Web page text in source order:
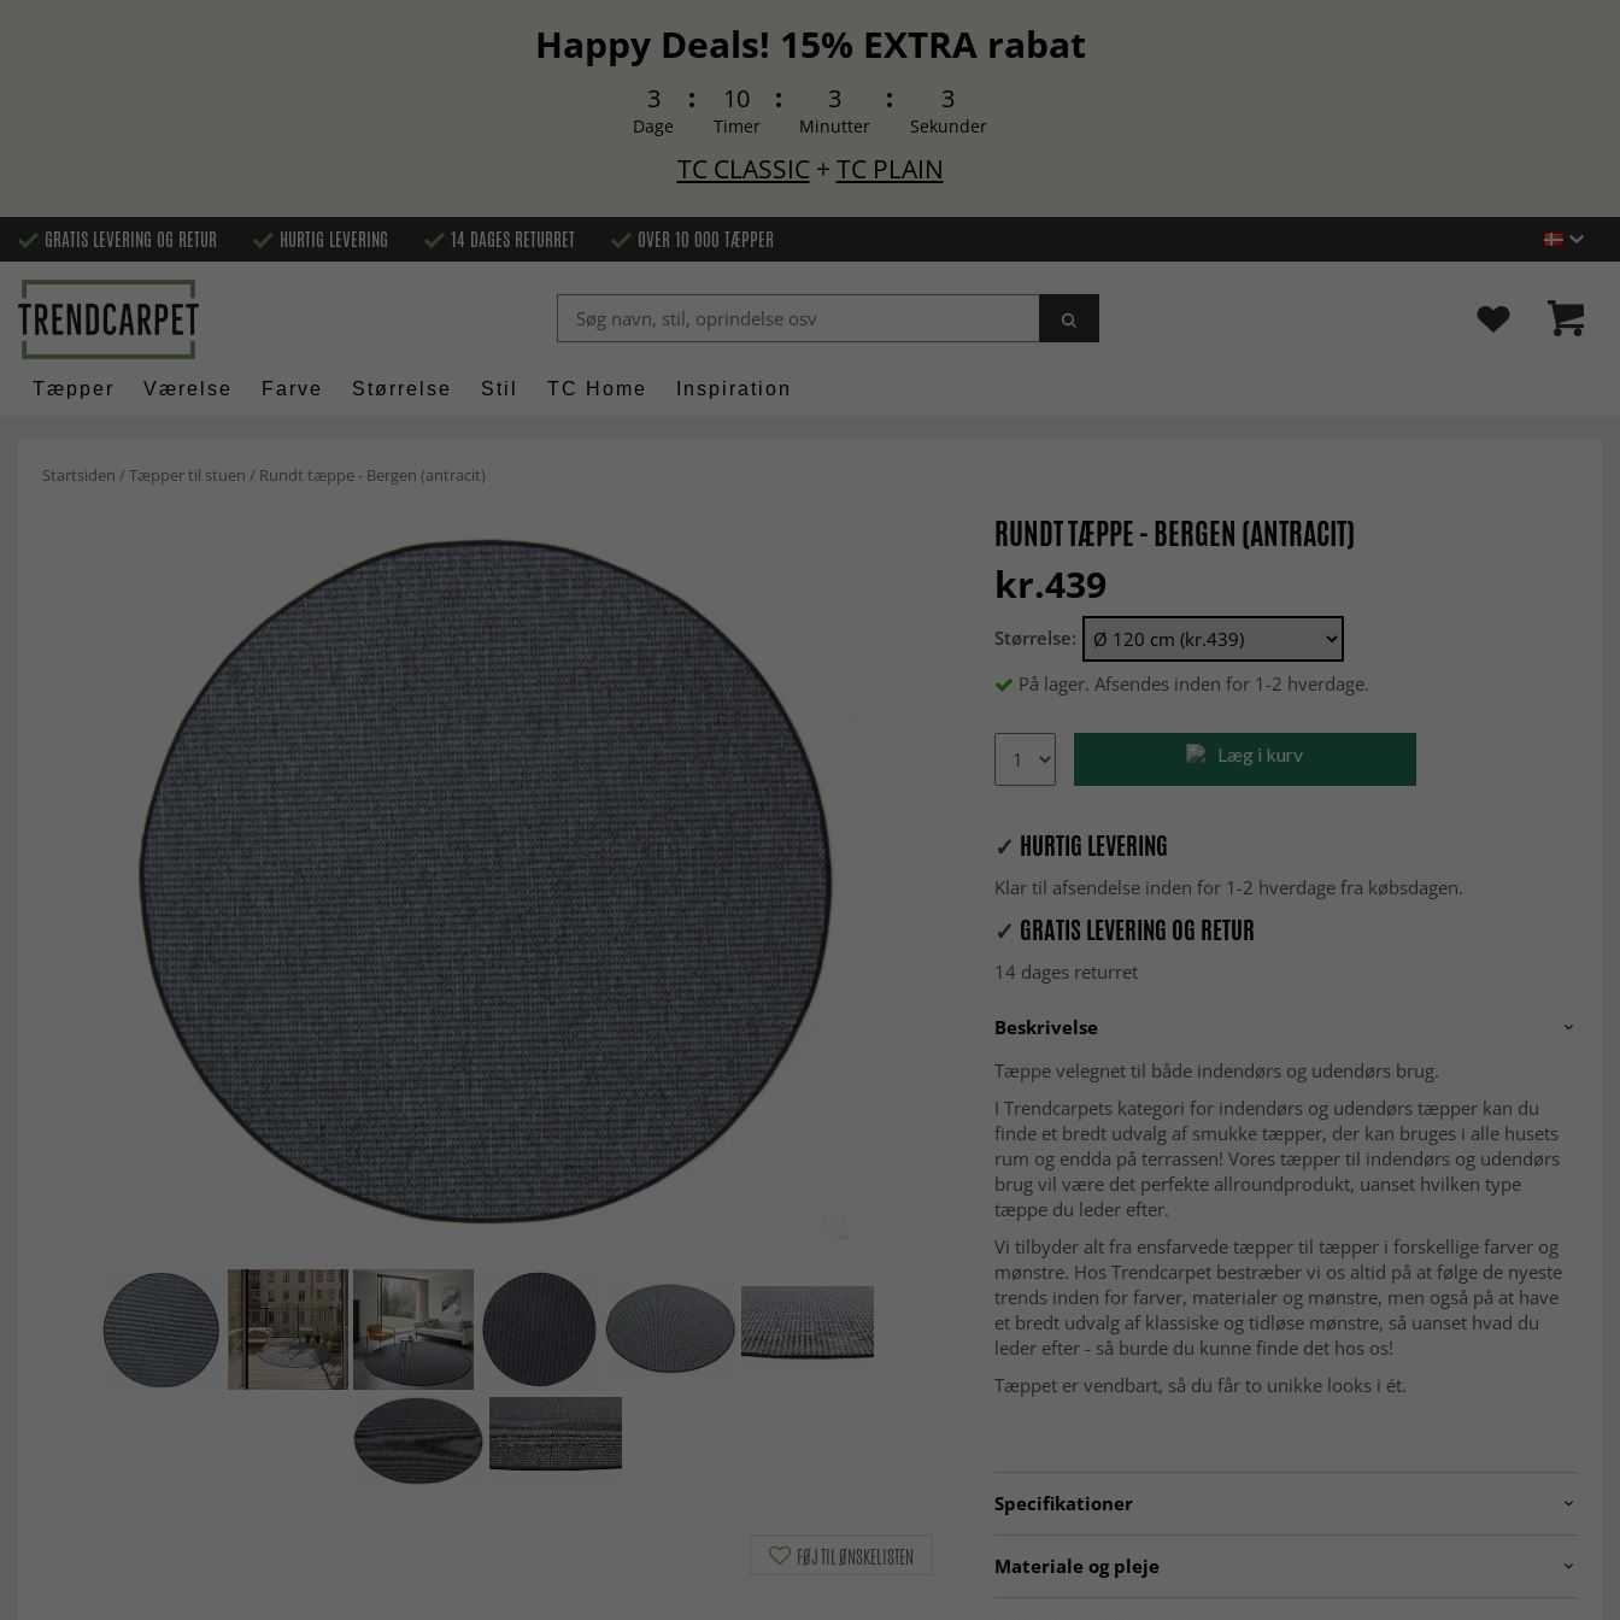
Happy Deals! 15% EXTRA rabat
3
Dage
10
Timer
3
Minutter
2
Sekunder
TC CLASSIC+ TC PLAIN
GRATIS LEVERING OG RETUR HURTIG LEVERING 14 DAGES RETURRET OVER 10 000 TÆPPER
Tæpper Værelse Farve Størrelse Stil TC Home Inspiration
Startsiden /Tæpper til stuen / Rundt tæppe - Bergen (antracit)
RUNDT TÆPPE - BERGEN (ANTRACIT)
kr.439
Størrelse:
På lager. Afsendes inden for 1-2 hverdage.
Læg i kurv
✓ HURTIG LEVERING
Klar til afsendelse inden for 1-2 hverdage fra købsdagen.
✓ GRATIS LEVERING OG RETUR
14 dages returret
Beskrivelse
Tæppe velegnet til både indendørs og udendørs brug.
I Trendcarpets kategori for indendørs og udendørs tæpper kan du
finde et bredt udvalg af smukke tæpper, der kan bruges i alle husets
rum og endda på terrassen! Vores tæpper til indendørs og udendørs
brug vil være det perfekte allroundprodukt, uanset hvilken type
tæppe du leder efter.
Vi tilbyder alt fra ensfarvede tæpper til tæpper i forskellige farver og
mønstre. Hos Trendcarpet bestræber vi os altid på at følge de nyeste
trends inden for farver, materialer og mønstre, men også på at have
et bredt udvalg af klassiske og tidløse mønstre, så uanset hvad du
leder efter - så burde du kunne finde det hos os!
Tæppet er vendbart, så du får to unikke looks i ét.
Specifikationer
Materiale og pleje
FØJ TIL ØNSKELISTEN